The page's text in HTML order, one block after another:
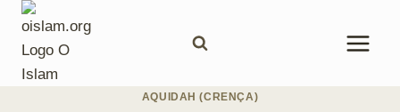
Pular
para
Conteúdo
AQUIDAH (CRENÇA)